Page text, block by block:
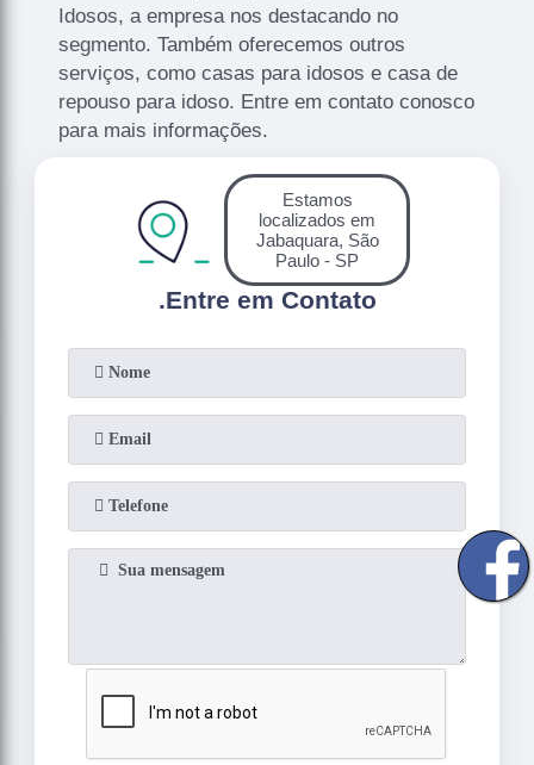
Idosos, a empresa nos destacando no
segmento. Também oferecemos outros
serviços, como casas para idosos e casa de
repouso para idoso. Entre em contato conosco
para mais informações.
.Entre em Contato
Estamos
localizados em
Jabaquara, São
Paulo - SP